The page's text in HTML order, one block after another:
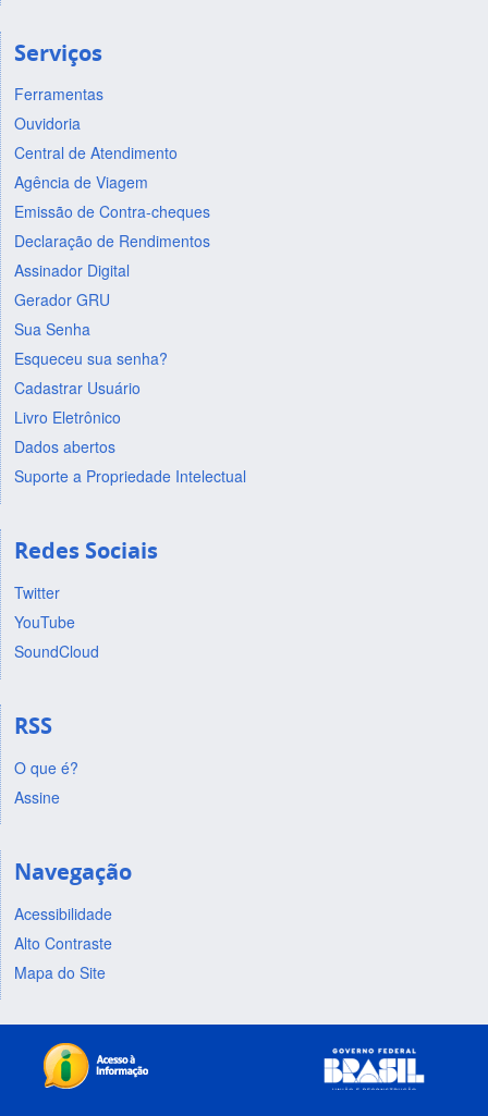
Serviços
Ferramentas
Ouvidoria
Central de Atendimento
Agência de Viagem
Emissão de Contra-cheques
Declaração de Rendimentos
Assinador Digital
Gerador GRU
Sua Senha
Esqueceu sua senha?
Cadastrar Usuário
Livro Eletrônico
Dados abertos
Suporte a Propriedade Intelectual
Redes Sociais
Twitter
YouTube
SoundCloud
RSS
O que é?
Assine
Navegação
Acessibilidade
Alto Contraste
Mapa do Site